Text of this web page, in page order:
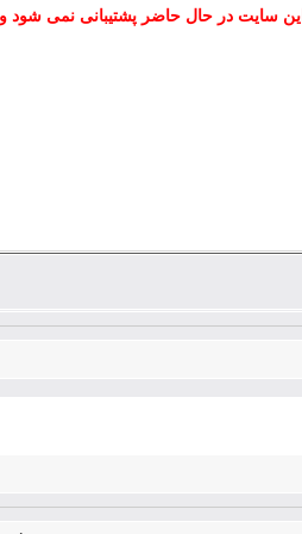
این سایت در حال حاضر پشتیبانی نمی شود و